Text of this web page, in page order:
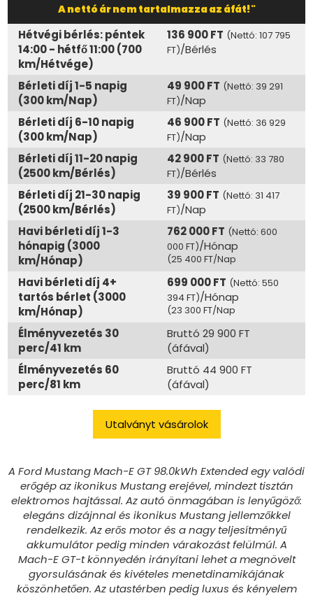
A nettó ár nem tartalmazza az áfát!"
Hétvégi bérlés: péntek
14:00 - hétfő 11:00 (700
km/Hétvége)
136 900 FT (Nettó: 107 795
FT)/Bérlés
Bérleti díj 1-5 napig
(300 km/Nap)
49 900 FT (Nettó: 39 291
FT)/Nap
Bérleti díj 6-10 napig
(300 km/Nap)
46 900 FT (Nettó: 36 929
FT)/Nap
Bérleti díj 11-20 napig
(2500 km/Bérlés)
42 900 FT (Nettó: 33 780
FT)/Bérlés
Bérleti díj 21-30 napig
(2500 km/Bérlés)
39 900 FT (Nettó: 31 417
FT)/Nap
Havi bérleti díj 1-3
hónapig (3000
km/Hónap)
762 000 FT (Nettó: 600
000 FT)/Hónap
(25 400 FT/Nap
Havi bérleti díj 4+
tartós bérlet (3000
km/Hónap)
699 000 FT (Nettó: 550
394 FT)/Hónap
(23 300 FT/Nap
Élményvezetés 30
perc/41 km
Bruttó 29 900 FT
(áfával)
Élményvezetés 60
perc/81 km
Bruttó 44 900 FT
(áfával)
Utalványt vásárolok
A Ford Mustang Mach-E GT 98.0kWh Extended egy valódi
erőgép az ikonikus Mustang erejével, mindezt tisztán
elektromos hajtással. Az autó önmagában is lenyűgöző:
elegáns dizájnnal és ikonikus Mustang jellemzőkkel
rendelkezik. Az erős motor és a nagy teljesítményű
akkumulátor pedig minden várakozást felülmúl. A
Mach-E GT-t könnyedén irányítani lehet a megnövelt
gyorsulásának és kivételes menetdinamikájának
köszönhetően. Az utastérben pedig luxus és kényelem